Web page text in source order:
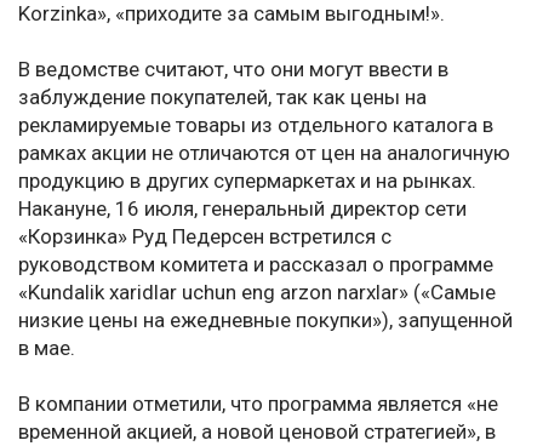
Korzinka», «приходите за самым выгодным!».
В ведомстве считают, что они могут ввести в
заблуждение покупателей, так как цены на
рекламируемые товары из отдельного каталога в
рамках акции не отличаются от цен на аналогичную
продукцию в других супермаркетах и на рынках.
Накануне, 16 июля, генеральный директор сети
«Корзинка» Руд Педерсен встретился с
руководством комитета и рассказал о программе
«Kundalik xaridlar uchun eng arzon narxlar» («Самые
низкие цены на ежедневные покупки»), запущенной
в мае.
В компании отметили, что программа является «не
временной акцией, а новой ценовой стратегией», в